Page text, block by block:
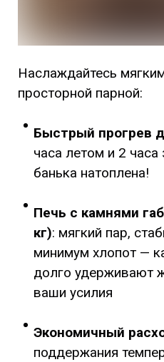
Наслаждайтесь
просторной парной:
Быстрый прогрев
часа летом и 2
банька натоплена!
Печь с камнями
кг): мягкий пар,
минимум хлопот —
долго удерживают
ваши усилия
Экономичный
поддержания